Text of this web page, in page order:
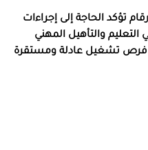
تؤكد الحاجة إلى إجراءات
والتأهيل المهني
فرص تشغيل عادلة ومستقرة